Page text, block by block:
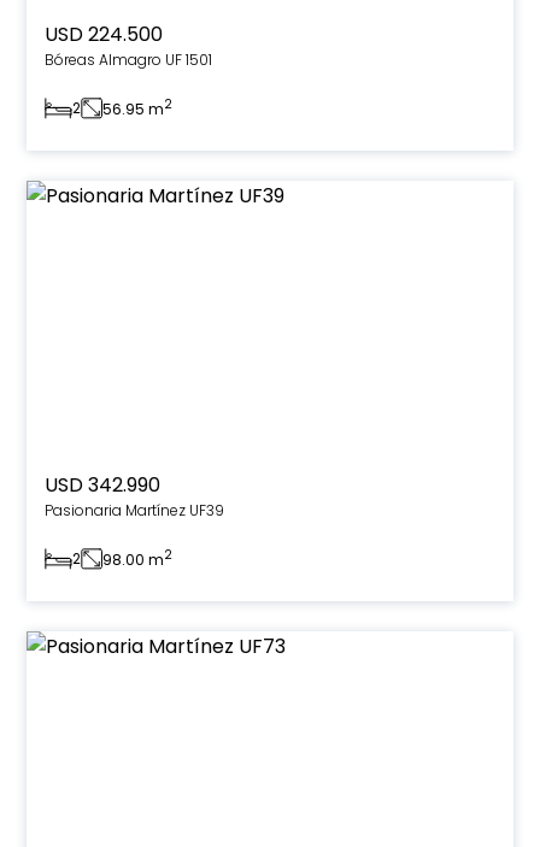
USD 224.500
Bóreas Almagro UF 1501
2 56.95 m2
USD 342.990
Pasionaria Martínez UF39
2 98.00 m2